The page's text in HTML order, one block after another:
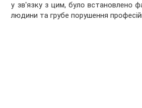
у зв'язку з цим, було встановлено
людини та грубе порушення